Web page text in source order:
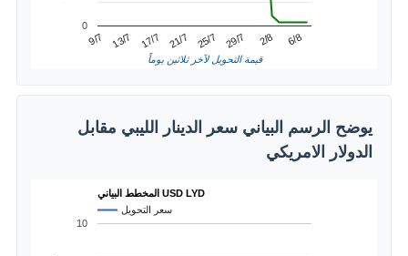
9/7 13/7 17/7 21/7 25/7 29/7 2/8 6/8
0
قيمة التحويل لآخر ثلاثين يوماً
يوضح الرسم البياني سعر الدينار الليبي مقابل
الدولار الامريكي
المخطط البياني USD LYD
سعر التحويل
10